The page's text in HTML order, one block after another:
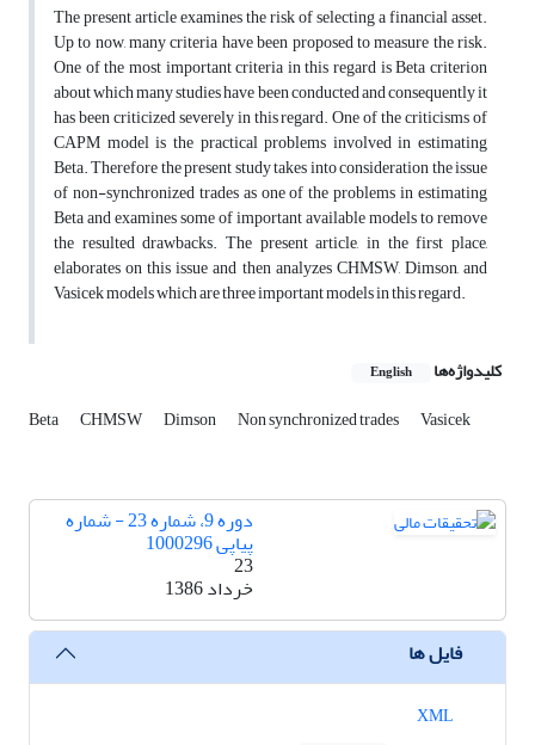
The present article examines the risk of selecting a financial asset.
Up to now, many criteria have been proposed to measure the risk.
One of the most important criteria in this regard is Beta criterion
about which many studies have been conducted and consequently it
has been criticized severely in this regard. One of the criticisms of
CAPM model is the practical problems involved in estimating
Beta. Therefore the present study takes into consideration the issue
of non-synchronized trades as one of the problems in estimating
Beta and examines some of important available models to remove
the resulted drawbacks. The present article, in the first place,
elaborates on this issue and then analyzes CHMSW, Dimson, and
Vasicek models which are three important models in this regard.
کلیدواژه‌ها English
Beta CHMSW Dimson Non synchronized trades Vasicek
دوره 9، شماره 23 - شماره
پیاپی 1000296
23
خرداد 1386
فایل ها